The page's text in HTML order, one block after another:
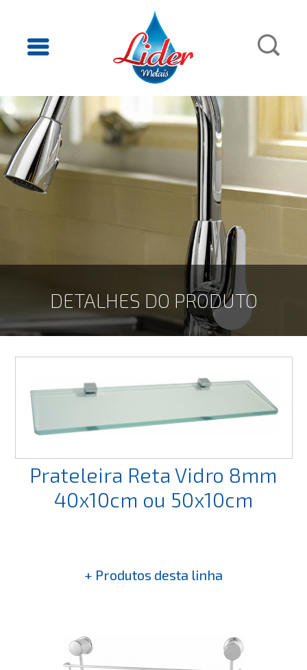
DETALHES DO PRODUTO
Prateleira Reta Vidro 8mm
40x10cm ou 50x10cm
+ Produtos desta linha